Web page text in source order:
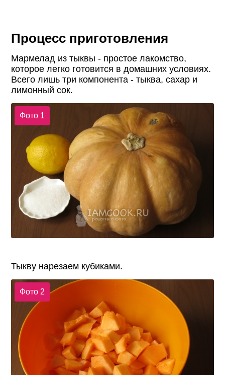
Процесс приготовления
Мармелад из тыквы - простое лакомство,
которое легко готовится в домашних условиях.
Всего лишь три компонента - тыква, сахар и
лимонный сок.
Фото 1
Тыкву нарезаем кубиками.
Фото 2